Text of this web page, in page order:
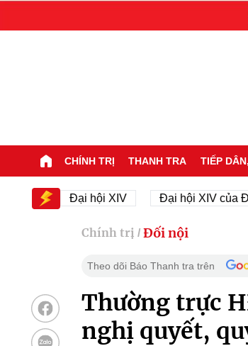
CHÍNH TRỊ THANH TRA TIẾP
Đại hội XIV Đại hội XIV của Đảng
Chính trị / Đối nội
Theo dõi Báo Thanh tra trên
Thường trực
nghị quyết,